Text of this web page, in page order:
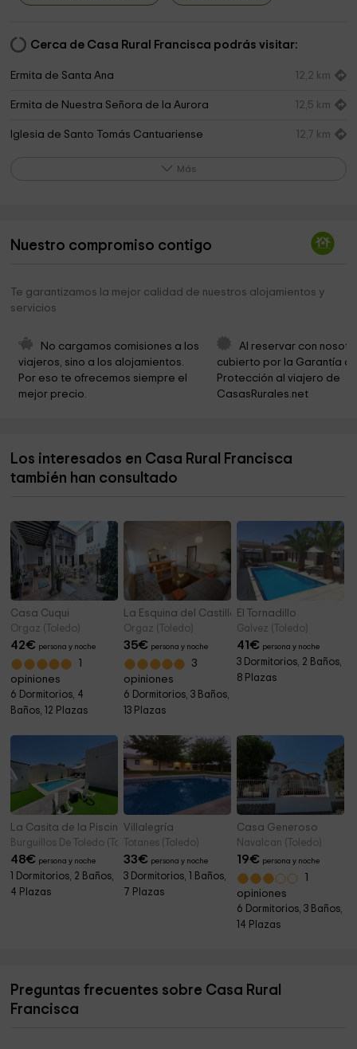
Cerca de Casa Rural Francisca podrás visitar:
Ermita de Santa Ana 12,2 km
Ermita de Nuestra Señora de la Aurora 12,5 km
Iglesia de Santo Tomás Cantuariense 12,7 km
Parroquia de Santo Domingo de Silos
ZOO KOKI (Parque zoológico y botánico) 16,6 km
Más
Nuestro compromiso contigo
Te garantizamos la mejor calidad de nuestros alojamientos y
servicios
No cargamos comisiones a los
viajeros, sino a los alojamientos.
Por eso te ofrecemos siempre el
mejor precio.
Al reservar con
cubierto por la Garantía
Protección al viajero de
CasasRurales.net
Los interesados en Casa Rural Francisca
también han consultado
Casa Cuqui
Orgaz (Toledo)
42€ persona y noche
opiniones
6 Dormitorios, 4
Baños, 12 Plazas
La Esquina del Castillo
Orgaz (Toledo)
35€ persona y noche
3
opiniones
6 Dormitorios, 3 Baños,
13 Plazas
El Tornadillo
Galvez (Toledo)
41€ persona y noche
3 Dormitorios, 2 Baños,
8 Plazas
La Casita de la Piscina
Burguillos De Toledo (Toledo)
48€ persona y noche
1 Dormitorios, 2 Baños,
4 Plazas
Villalegría
Totanes (Toledo)
33€ persona y noche
3 Dormitorios, 1 Baños,
7 Plazas
Casa Generoso
Navalcan (Toledo)
19€ persona y noche
opiniones
6 Dormitorios, 3 Baños,
14 Plazas
Preguntas frecuentes sobre Casa Rural
Francisca